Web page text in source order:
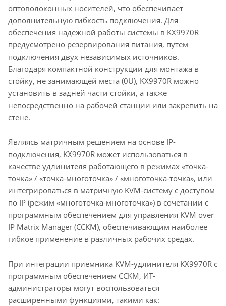
оптоволоконных носителей, что обеспечивает
дополнительную гибкость подключения. Для
обеспечения надежной работы системы в KX9970R
предусмотрено резервирования питания, путем
подключения двух независимых источников.
Благодаря компактной конструкции для монтажа в
стойку, не занимающей места (0U), KX9970R можно
установить в задней части стойки, а также
непосредственно на рабочей станции или закрепить на
стене.
Являясь матричным решением на основе IP-
подключения, KX9970R может использоваться в
качестве удлинителя работающего в режимах «точка-
точка» / «точка-многоточка» / «многоточка-точка», или
интегрироваться в матричную KVM-систему с доступом
по IP (режим «многоточка-многоточка») в сочетании с
программным обеспечением для управления KVM over
IP Matrix Manager (CCKM), обеспечивающим наиболее
гибкое применение в различных рабочих средах.
При интеграции приемника KVM-удлинителя KX9970R с
программным обеспечением CCKM, ИТ-
администраторы могут воспользоваться
расширенными функциями, такими как: